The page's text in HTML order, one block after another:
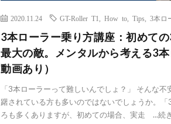
2020.11.24 GT-Roller T1 How to Tips 3本ロ
3本ローラー乗り方講座：初めて
最大の敵。メンタルから考える3
動画あり）
「3本ローラーって難しいんでしょ？」 そんな
躇されている方も多いのではないでしょうか。
ろも多くありますが、初めての場合、実走 ...続